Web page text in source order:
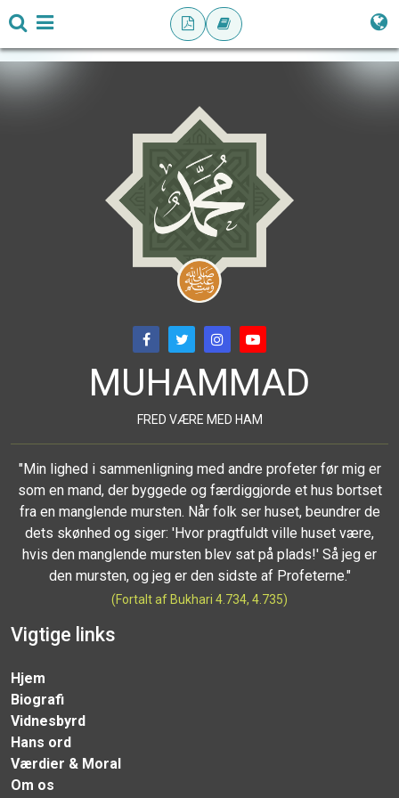
MUHAMMAD
FRED VÆRE MED HAM
"Min lighed i sammenligning med andre profeter før mig er
som en mand, der byggede og færdiggjorde et hus bortset
fra en manglende mursten. Når folk ser huset, beundrer de
dets skønhed og siger: 'Hvor pragtfuldt ville huset være,
hvis den manglende mursten blev sat på plads!' Så jeg er
den mursten, og jeg er den sidste af Profeterne."
(Fortalt af Bukhari 4.734, 4.735)
Vigtige links
Hjem
Biografi
Vidnesbyrd
Hans ord
Værdier & Moral
Om os